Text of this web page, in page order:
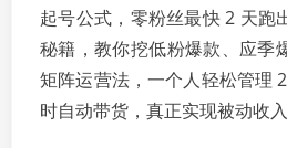
起号公式，零粉丝最快 2 天跑
秘籍，教你挖低粉爆款、应季
矩阵运营法，一个人轻松管理
时自动带货，真正实现被动收入